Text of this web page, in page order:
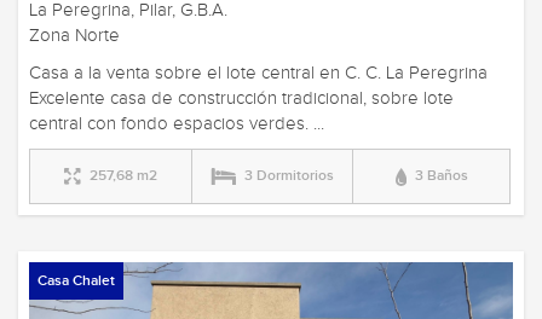
La Peregrina, Pilar, G.B.A.
Zona Norte
Casa a la venta sobre el lote central en C. C. La Peregrina
Excelente casa de construcción tradicional, sobre lote
central con fondo espacios verdes. ...
257,68 m2 3 Dormitorios 3 Baños
Casa Chalet